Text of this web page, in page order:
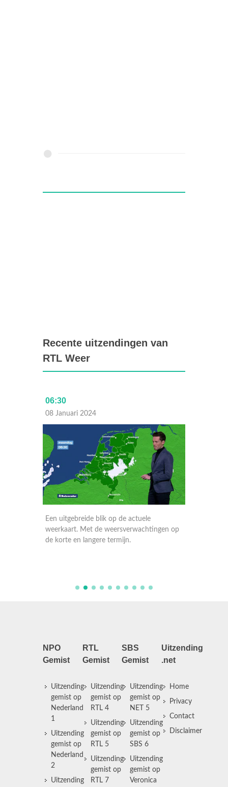
Recente uitzendingen van
RTL Weer
06:30
08 Januari 2024
Een uitgebreide blik op de actuele
weerkaart. Met de weersverwachtingen op
de korte en langere termijn.
NPO
Gemist
Uitzending
gemist op
Nederland
1
Uitzending
gemist op
Nederland
2
Uitzending
RTL
Gemist
Uitzending
gemist op
RTL 4
Uitzending
gemist op
RTL 5
Uitzending
gemist op
RTL 7
SBS
Gemist
Uitzending
gemist op
NET 5
Uitzending
gemist op
SBS 6
Uitzending
gemist op
Veronica
Uitzending
.net
Home
Privacy
Contact
Disclaimer